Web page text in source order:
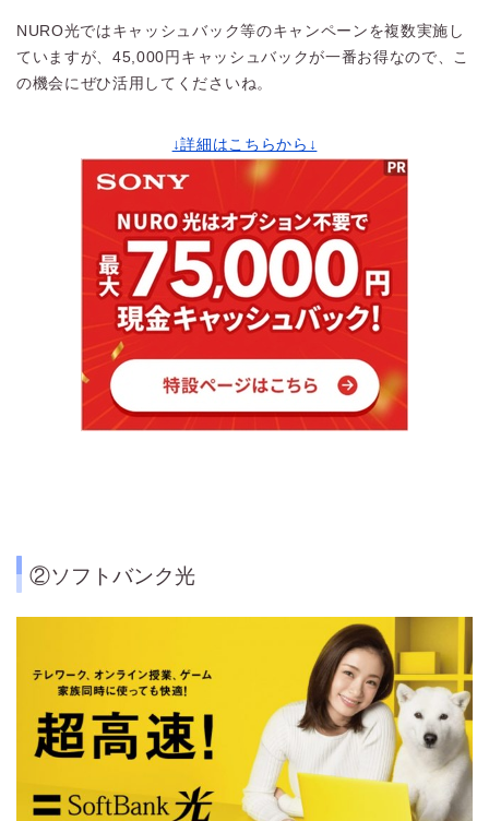
NURO光ではキャッシュバック等のキャンペーンを複数実施し
ていますが、45,000円キャッシュバックが一番お得なので、こ
の機会にぜひ活用してくださいね。
↓詳細はこちらから↓
②ソフトバンク光